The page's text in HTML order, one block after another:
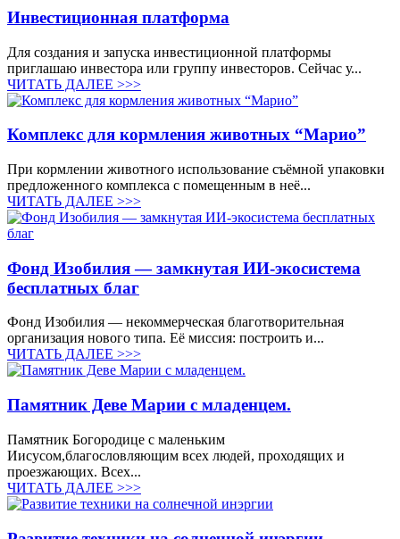
Инвестиционная платформа
Для создания и запуска инвестиционной платформы
приглашаю инвестора или группу инвесторов. Сейчас у...
ЧИТАТЬ ДАЛЕЕ >>>
Комплекс для кормления животных “Марио”
При кормлении животного использование съёмной упаковки
предложенного комплекса с помещенным в неё...
ЧИТАТЬ ДАЛЕЕ >>>
Фонд Изобилия — замкнутая ИИ-экосистема
бесплатных благ
Фонд Изобилия — некоммерческая благотворительная
организация нового типа. Её миссия: построить и...
ЧИТАТЬ ДАЛЕЕ >>>
Памятник Деве Марии с младенцем.
Памятник Богородице с маленьким
Иисусом,благословляющим всех людей, проходящих и
проезжающих. Всех...
ЧИТАТЬ ДАЛЕЕ >>>